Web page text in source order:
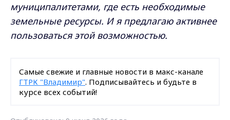
муниципалитетами, где есть необходимые
земельные ресурсы. И я предлагаю активнее
пользоваться этой возможностью.
Самые свежие и главные новости в макс-канале
ГТРК "Владимир". Подписывайтесь и будьте в
курсе всех событий!